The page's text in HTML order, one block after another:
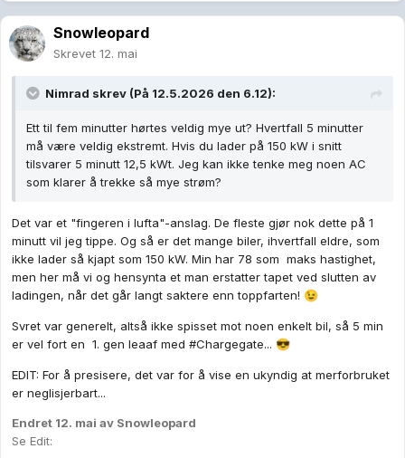
Snowleopard
Skrevet 12. mai
Nimrad skrev (På 12.5.2026 den 6.12):
Ett til fem minutter hørtes veldig mye ut? Hvertfall 5 minutter
må være veldig ekstremt. Hvis du lader på 150 kW i snitt
tilsvarer 5 minutt 12,5 kWt. Jeg kan ikke tenke meg noen AC
som klarer å trekke så mye strøm?
Det var et "fingeren i lufta"-anslag. De fleste gjør nok dette på 1
minutt vil jeg tippe. Og så er det mange biler, ihvertfall eldre, som
ikke lader så kjapt som 150 kW. Min har 78 som maks hastighet,
men her må vi og hensynta et man erstatter tapet ved slutten av
ladingen, når det går langt saktere enn toppfarten! 😉
Svret var generelt, altså ikke spisset mot noen enkelt bil, så 5 min
er vel fort en 1. gen leaaf med #Chargegate... 😎
EDIT: For å presisere, det var for å vise en ukyndig at merforbruket
er neglisjerbart...
Endret 12. mai av Snowleopard
Se Edit: